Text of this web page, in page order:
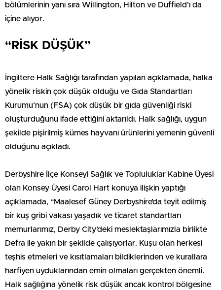
bölümlerinin yanı sıra Willington, Hilton ve Duffield’ı da
içine alıyor.
“RİSK DÜŞÜK”
İngiltere Halk Sağlığı tarafından yapılan açıklamada, halka
yönelik riskin çok düşük olduğu ve Gıda Standartları
Kurumu’nun (FSA) çok düşük bir gıda güvenliği riski
oluşturduğunu ifade ettiğini aktarıldı. Halk sağlığı, uygun
şekilde pişirilmiş kümes hayvanı ürünlerini yemenin güvenli
olduğunu açıkladı.
Derbyshire İlçe Konseyi Sağlık ve Topluluklar Kabine Üyesi
olan Konsey Üyesi Carol Hart konuya ilişkin yaptığı
açıklamada, “Maalesef Güney Derbyshire’da teyit edilmiş
bir kuş gribi vakası yaşadık ve ticaret standartları
memurlarımız, Derby City’deki meslektaşlarımızla birlikte
Defra ile yakın bir şekilde çalışıyorlar. Kuşu olan herkesi
teşhis etmeleri ve kısıtlamaları bildiklerinden ve kurallara
harfiyen uyduklarından emin olmaları gerçekten önemli.
Halk sağlığına yönelik risk düşük ancak kontrol bölgesine